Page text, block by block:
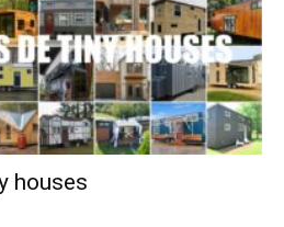
houses